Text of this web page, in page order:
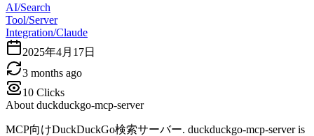
AI/Search
Tool/Server
Integration/Claude
2025年4月17日
3 months ago
10 Clicks
About duckduckgo-mcp-server
MCP向けDuckDuckGo検索サーバー. duckduckgo-mcp-server is